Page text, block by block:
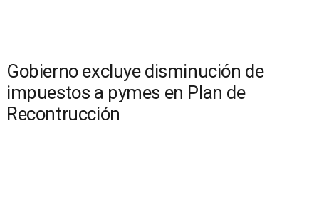
Gobierno excluye disminución de
impuestos a pymes en Plan de
Recontrucción